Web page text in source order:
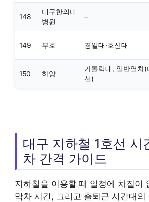
148
대구한의대
병원
–
149 부호 경일대·호산대
150 하양
가톨릭대, 일반열차(
선)
대구 지하철 1호선 시
차 간격 가이드
지하철을 이용할 때 일정에 차질이
막차 시간, 그리고 출퇴근 시간대의